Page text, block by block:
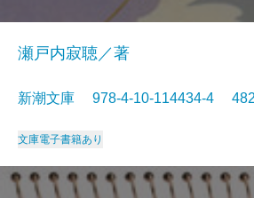
瀬戸内寂聴／著
新潮文庫 978-4-10-114434-4
文庫電子書籍あり